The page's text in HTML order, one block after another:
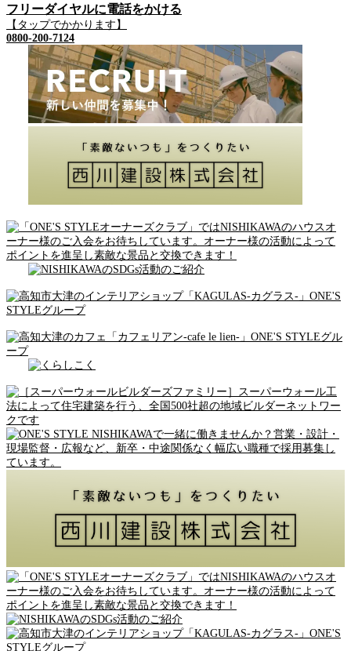
フリーダイヤルに電話をかける
【タップでかかります】
0800-200-7124